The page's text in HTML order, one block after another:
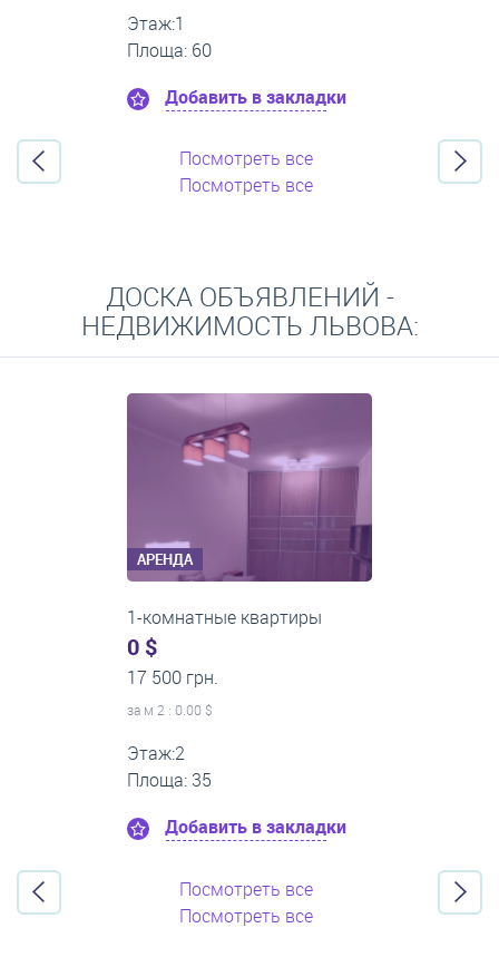
Этаж:1
Площа: 26
Добавить в закладки
Посмотреть все
Посмотреть все
ДОСКА ОБЪЯВЛЕНИЙ -
НЕДВИЖИМОСТЬ ЛЬВОВА:
АРЕНДА
3-комнатные квартиры
500 $
0 грн.
за м 2 : 8.33 $
Этаж:3
Площа: 60
Добавить в закладки
Посмотреть все
Посмотреть все